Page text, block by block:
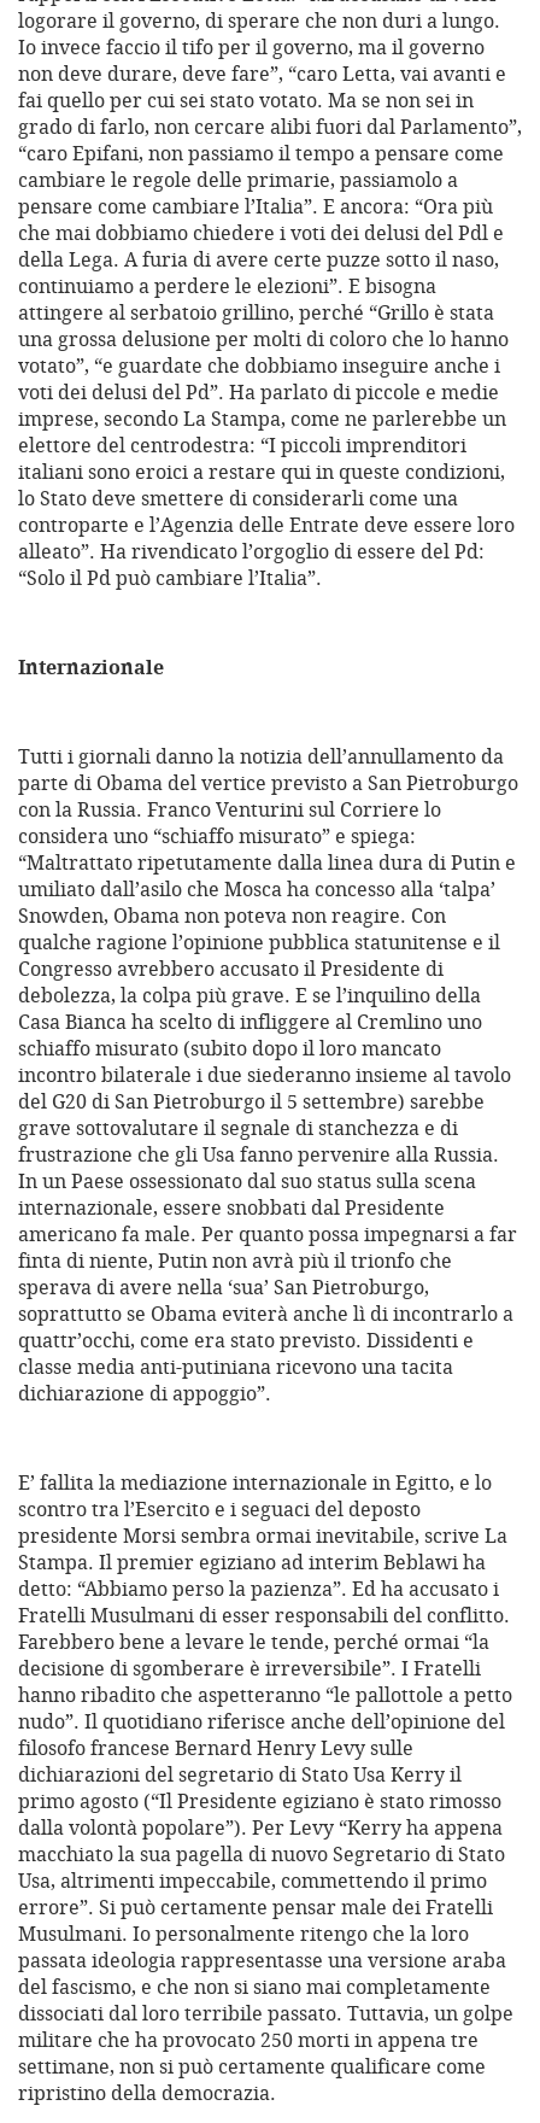
logorare il governo, di sperare che non duri a lungo.
Io invece faccio il tifo per il governo, ma il governo
non deve durare, deve fare”, “caro Letta, vai avanti e
fai quello per cui sei stato votato. Ma se non sei in
grado di farlo, non cercare alibi fuori dal Parlamento”,
“caro Epifani, non passiamo il tempo a pensare come
cambiare le regole delle primarie, passiamolo a
pensare come cambiare l’Italia”. E ancora: “Ora più
che mai dobbiamo chiedere i voti dei delusi del Pdl e
della Lega. A furia di avere certe puzze sotto il naso,
continuiamo a perdere le elezioni”. E bisogna
attingere al serbatoio grillino, perché “Grillo è stata
una grossa delusione per molti di coloro che lo hanno
votato”, “e guardate che dobbiamo inseguire anche i
voti dei delusi del Pd”. Ha parlato di piccole e medie
imprese, secondo La Stampa, come ne parlerebbe un
elettore del centrodestra: “I piccoli imprenditori
italiani sono eroici a restare qui in queste condizioni,
lo Stato deve smettere di considerarli come una
controparte e l’Agenzia delle Entrate deve essere loro
alleato”. Ha rivendicato l’orgoglio di essere del Pd:
“Solo il Pd può cambiare l’Italia”.
Internazionale
Tutti i giornali danno la notizia dell’annullamento da
parte di Obama del vertice previsto a San Pietroburgo
con la Russia. Franco Venturini sul Corriere lo
considera uno “schiaffo misurato” e spiega:
“Maltrattato ripetutamente dalla linea dura di Putin e
umiliato dall’asilo che Mosca ha concesso alla ‘talpa’
Snowden, Obama non poteva non reagire. Con
qualche ragione l’opinione pubblica statunitense e il
Congresso avrebbero accusato il Presidente di
debolezza, la colpa più grave. E se l’inquilino della
Casa Bianca ha scelto di infliggere al Cremlino uno
schiaffo misurato (subito dopo il loro mancato
incontro bilaterale i due siederanno insieme al tavolo
del G20 di San Pietroburgo il 5 settembre) sarebbe
grave sottovalutare il segnale di stanchezza e di
frustrazione che gli Usa fanno pervenire alla Russia.
In un Paese ossessionato dal suo status sulla scena
internazionale, essere snobbati dal Presidente
americano fa male. Per quanto possa impegnarsi a far
finta di niente, Putin non avrà più il trionfo che
sperava di avere nella ‘sua’ San Pietroburgo,
soprattutto se Obama eviterà anche lì di incontrarlo a
quattr’occhi, come era stato previsto. Dissidenti e
classe media anti-putiniana ricevono una tacita
dichiarazione di appoggio”.
E’ fallita la mediazione internazionale in Egitto, e lo
scontro tra l’Esercito e i seguaci del deposto
presidente Morsi sembra ormai inevitabile, scrive La
Stampa. Il premier egiziano ad interim Beblawi ha
detto: “Abbiamo perso la pazienza”. Ed ha accusato i
Fratelli Musulmani di esser responsabili del conflitto.
Farebbero bene a levare le tende, perché ormai “la
decisione di sgomberare è irreversibile”. I Fratelli
hanno ribadito che aspetteranno “le pallottole a petto
nudo”. Il quotidiano riferisce anche dell’opinione del
filosofo francese Bernard Henry Levy sulle
dichiarazioni del segretario di Stato Usa Kerry il
primo agosto (“Il Presidente egiziano è stato rimosso
dalla volontà popolare”). Per Levy “Kerry ha appena
macchiato la sua pagella di nuovo Segretario di Stato
Usa, altrimenti impeccabile, commettendo il primo
errore”. Si può certamente pensar male dei Fratelli
Musulmani. Io personalmente ritengo che la loro
passata ideologia rappresentasse una versione araba
del fascismo, e che non si siano mai completamente
dissociati dal loro terribile passato. Tuttavia, un golpe
militare che ha provocato 250 morti in appena tre
settimane, non si può certamente qualificare come
ripristino della democrazia.